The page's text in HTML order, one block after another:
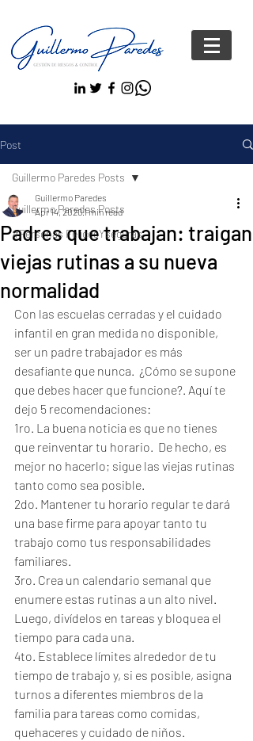
Post
Guillermo Paredes Posts
#Personas FelicesYseguras
Guillermo Paredes Posts
Padres que trabajan: traigan
viejas rutinas a su nueva
normalidad
Guillermo Paredes
Apr 14, 20201 min read
Con las escuelas cerradas y el cuidado
infantil en gran medida no disponible,
ser un padre trabajador es más
desafiante que nunca.  ¿Cómo se supone
que debes hacer que funcione?. Aquí te
dejo 5 recomendaciones:
1ro. La buena noticia es que no tienes
que reinventar tu horario.  De hecho, es
mejor no hacerlo; sigue las viejas rutinas
tanto como sea posible.
2do. Mantener tu horario regular te dará
una base firme para apoyar tanto tu
trabajo como tus responsabilidades
familiares.
3ro. Crea un calendario semanal que
enumere estas rutinas a un alto nivel.
Luego, divídelos en tareas y bloquea el
tiempo para cada una.
4to. Establece límites alrededor de tu
tiempo de trabajo y, si es posible, asigna
turnos a diferentes miembros de la
familia para tareas como comidas,
quehaceres y cuidado de niños.